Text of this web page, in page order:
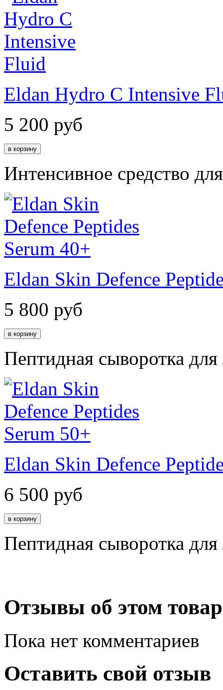
Eldan Hydro C Intensive
5 200 руб
Интенсивное средство
Eldan Skin Defence
5 800 руб
Пептидная сыворотка
Eldan Skin Defence
6 500 руб
Пептидная сыворотка
Отзывы об этом
Пока нет комментариев
Оставить свой отзыв